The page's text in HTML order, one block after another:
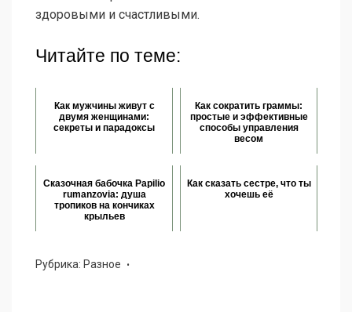
здоровыми и счастливыми.
Читайте по теме:
Как мужчины живут с
двумя женщинами:
секреты и парадоксы
Как сократить граммы:
простые и эффективные
способы управления
весом
Сказочная бабочка Papilio
rumanzovia: душа
тропиков на кончиках
крыльев
Как сказать сестре, что ты
хочешь её
Рубрика: Разное